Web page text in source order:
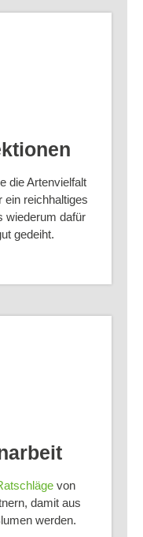
die Artenvielfalt
ein reichhaltiges
wiederum dafür
gedeiht.
von
damit aus
werden.